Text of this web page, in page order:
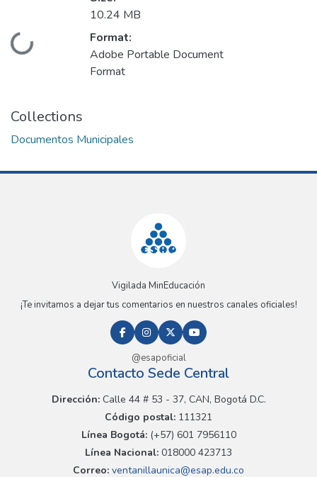
Loading...
10.24 MB
Format:
Adobe Portable Document
Format
Collections
Documentos Municipales
Vigilada MinEducación
¡Te invitamos a dejar tus comentarios en nuestros canales oficiales!
@esapoficial
Contacto Sede Central
Dirección:Calle 44 # 53 - 37, CAN, Bogotá D.C.
Código postal: 111321
Línea Bogotá:(+57) 601 7956110
Línea Nacional: 018000 423713
Correo: ventanillaunica@esap.edu.co